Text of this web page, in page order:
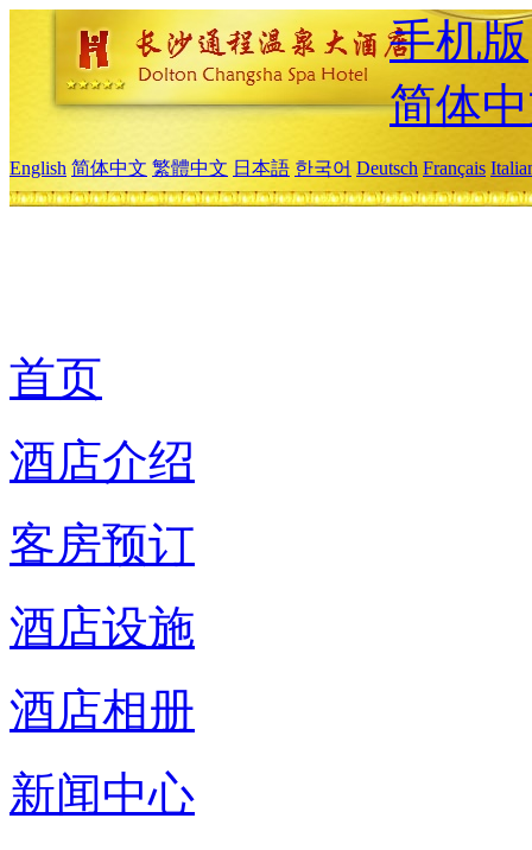
手机版
简体
English 简体中文 繁體中文 日本語 한국어 Deutsch Français
首页
酒店介绍
客房预订
酒店设施
酒店相册
新闻中心